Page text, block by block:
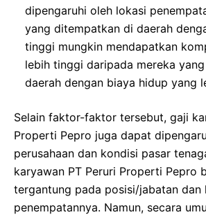
dipengaruhi oleh lokasi
yang ditempatkan di daerah
tinggi mungkin mendapatkan
lebih tinggi daripada mereka
daerah dengan biaya hidup yang
Selain faktor-faktor tersebut, gaji
Properti Pepro juga dapat
perusahaan dan kondisi pasar
karyawan PT Peruri Properti Pepro
tergantung pada posisi/jabatan dan
penempatannya. Namun, secara